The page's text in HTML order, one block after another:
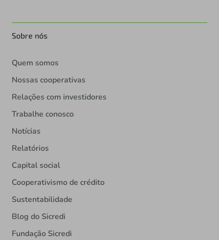
Sobre nós
Quem somos
Nossas cooperativas
Relações com investidores
Trabalhe conosco
Notícias
Relatórios
Capital social
Cooperativismo de crédito
Sustentabilidade
Blog do Sicredi
Fundação Sicredi